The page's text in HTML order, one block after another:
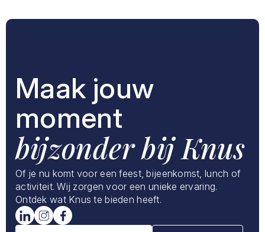
Maak jouw
moment
bijzonder bij Knus
Of je nu komt voor een feest, bijeenkomst, lunch of
activiteit. Wij zorgen voor een unieke ervaring.
Ontdek wat Knus te bieden heeft.